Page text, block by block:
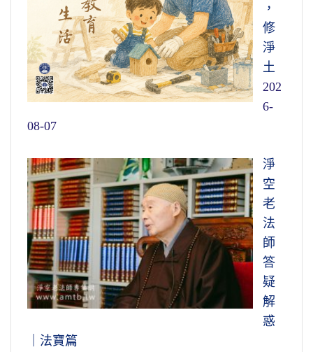
，
修
淨
土
202
6-
08-07
淨
空
老
法
師
答
疑
解
惑
｜法寶篇